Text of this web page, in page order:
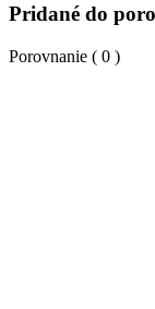
Pridané do
Porovnanie ( 0 )